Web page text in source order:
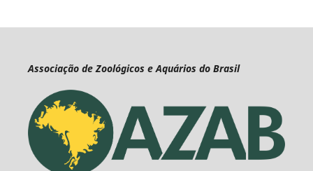
Associação de Zoológicos e Aquários do Brasil